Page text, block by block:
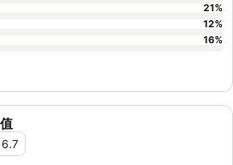
6.7
21%
12%
16%